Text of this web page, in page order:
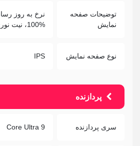
توضیحات صفحه
نمایش
100%، نیت نوری 500
نوع صفحه نمایش IPS
پردازنده
سری پردازنده Core Ultra 9